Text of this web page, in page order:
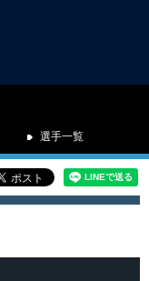
選手一覧